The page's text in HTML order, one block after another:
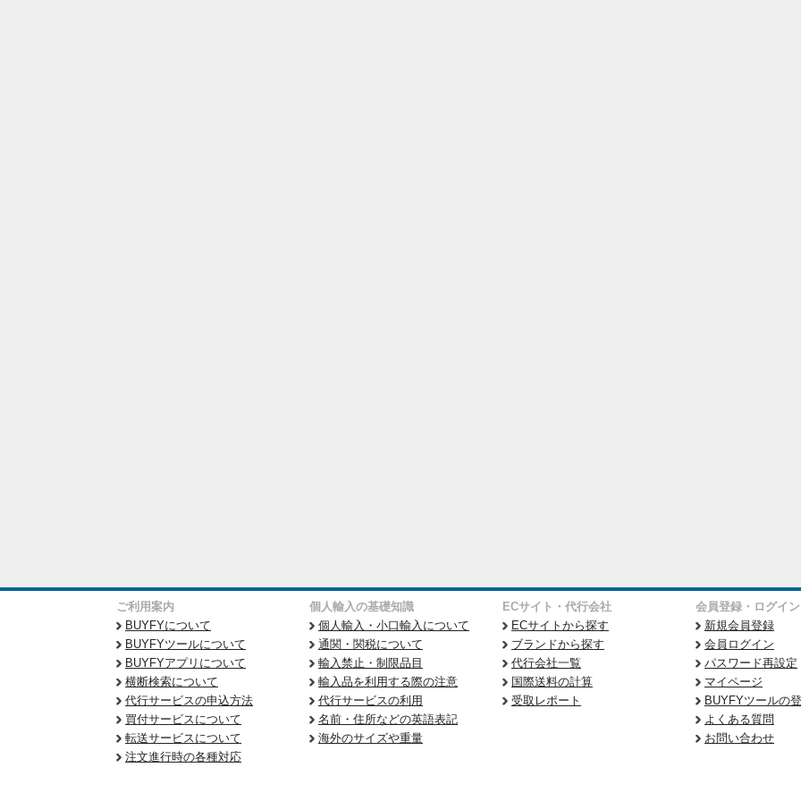
ご利用案内
BUYFYについて
BUYFYツールについて
BUYFYアプリについて
横断検索について
代行サービスの申込方法
買付サービスについて
転送サービスについて
注文進行時の各種対応
個人輸入の基礎知識
個人輸入・小口輸入について
通関・関税について
輸入禁止・制限品目
輸入品を利用する際の注意
代行サービスの利用
名前・住所などの英語表記
海外のサイズや重量
ECサイト・代行会社
ECサイトから探す
ブランドから探す
代行会社一覧
国際送料の計算
受取レポート
会員登録・ログイン
新規会員登録
会員ログイン
パスワード再設定
マイページ
BUYFYツールの
よくある質問
お問い合わせ